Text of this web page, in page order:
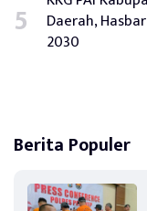
Daerah,
2030
Berita Populer